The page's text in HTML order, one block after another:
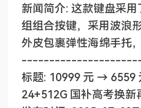
新闻简介: 这款键盘采
组组合按键，采用波浪
外皮包裹弹性海绵手托
标题: 10999 元 → 6559
24+512G 国补高考换新